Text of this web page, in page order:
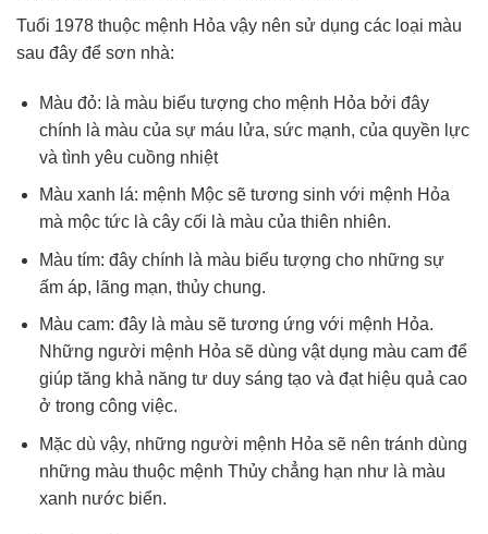
Tuổi 1978 thuộc mệnh Hỏa vậy nên sử dụng các loại màu
sau đây để sơn nhà:
Màu đỏ: là màu biểu tượng cho mệnh Hỏa bởi đây
chính là màu của sự máu lửa, sức mạnh, của quyền lực
và tình yêu cuồng nhiệt
Màu xanh lá: mệnh Mộc sẽ tương sinh với mệnh Hỏa
mà mộc tức là cây cối là màu của thiên nhiên.
Màu tím: đây chính là màu biểu tượng cho những sự
ấm áp, lãng mạn, thủy chung.
Màu cam: đây là màu sẽ tương ứng với mệnh Hỏa.
Những người mệnh Hỏa sẽ dùng vật dụng màu cam để
giúp tăng khả năng tư duy sáng tạo và đạt hiệu quả cao
ở trong công việc.
Mặc dù vậy, những người mệnh Hỏa sẽ nên tránh dùng
những màu thuộc mệnh Thủy chẳng hạn như là màu
xanh nước biển.